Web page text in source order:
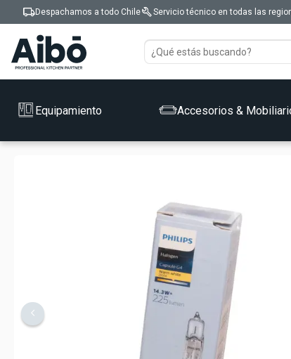
local_shippingDespachamos a todo ChilebuildServicio técnico en todas las
Equipamiento Accesorios &